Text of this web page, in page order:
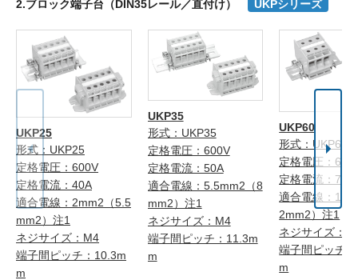
2.ブロック端子台（DIN35レール／直付け） UKPシリーズ
UKP25
形式：UKP25
定格電圧：600V
定格電流：40A
適合電線：2mm2（5.5
mm2）注1
ネジサイズ：M4
端子間ピッチ：10.3m
m
UKP35
形式：UKP35
定格電圧：600V
定格電流：50A
適合電線：5.5mm2（8
mm2）注1
ネジサイズ：M4
端子間ピッチ：11.3m
m
UKP60
形式：UKP60
定格電圧：
定格電流：70A
適合電線：
2mm2）注1
ネジサイズ：
端子間ピッチ
m